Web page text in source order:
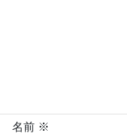
名前 ※